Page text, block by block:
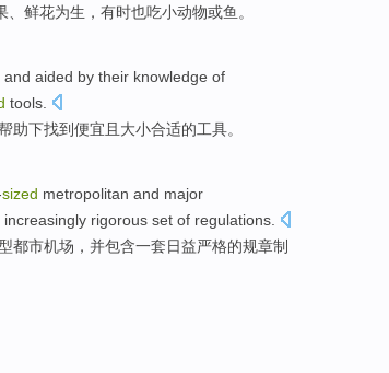
、 鲜花为生 ， 有时也吃小动物或鱼。
and aided by their knowledge of
tools
助下找到便宜 且大小合适的工具。
sized metropolitan and major
increasingly rigorous set of regulations
都市机场， 并包含一套日益严格的规章制